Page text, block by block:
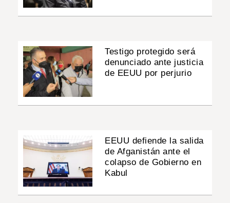
Testigo protegido será
denunciado ante justicia
de EEUU por perjurio
EEUU defiende la salida
de Afganistán ante el
colapso de Gobierno en
Kabul